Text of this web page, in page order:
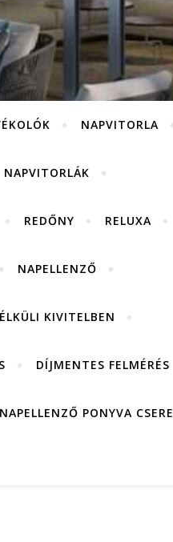
NAPVITORLA
REDŐNY RELUXA
NAPELLENZŐ
KIVITELBEN
DÍJMENTES FELMÉRÉS
NAPELLENZŐ PONYVA CSERE